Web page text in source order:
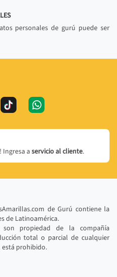
personales de gurú puede ser
Ingresa a servicio al cliente.
de Gurú contiene la
de Latinoamérica.
son propiedad de la compañía
total o parcial de cualquier
prohibido.